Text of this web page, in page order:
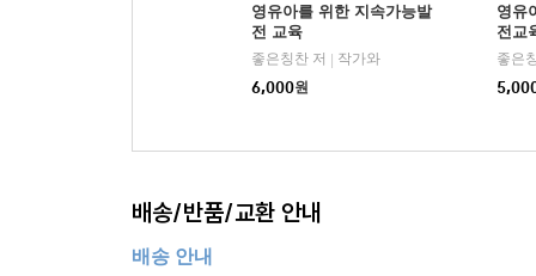
영유아를 위한 지속가능발
전 교육
좋은칭찬 저 | 작가와
6,000원
영유
전교
제성
좋은
배송/반품/교환 안내
배송 안내